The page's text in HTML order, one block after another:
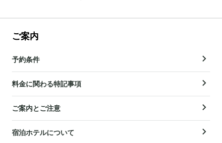
ご案内
予約条件
料金に関わる特記事項
ご案内とご注意
宿泊ホテルについて